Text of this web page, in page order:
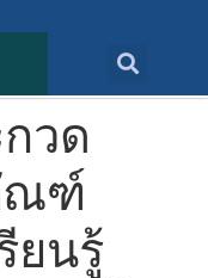
วด
ณฑ์
ยนรู้